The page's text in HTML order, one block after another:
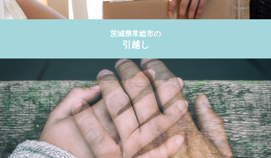
茨城県常総市の
引越し